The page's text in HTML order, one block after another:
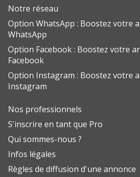
Notre réseau
Option WhatsApp : Boostez votre
WhatsApp
Option Facebook : Boostez votre
Facebook
Option Instagram : Boostez votre
Instagram
Nos professionnels
S'inscrire en tant que Pro
Qui sommes-nous ?
Infos légales
Règles de diffusion d'une annonce